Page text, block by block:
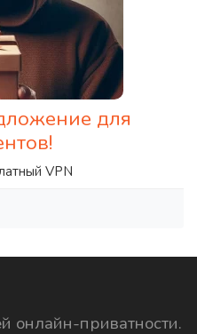
для
VPN
онлайн-приватности.